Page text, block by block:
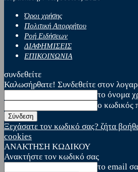
Όροι χρήσης
Πολιτική Απορρήτου
Ροή Ειδήσεων
ΔΙΑΦΗΜΙΣΕΙΣ
ΕΠΙΚΟΙΝΩΝΙΑ
συνδεθείτε
Καλωσήρθατε! Συνδεθείτε στον
το όνομα
ο κωδικός
Ξεχάσατε τον κωδικό σας? ζήτα
cookies
ΑΝΑΚΤΗΣΗ ΚΩΔΙΚΟΥ
Ανακτήστε τον κωδικό σας
το email